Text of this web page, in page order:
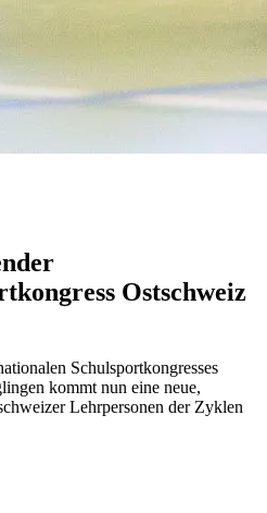
Ostschweiz
Schulsportkongresses
kommt nun eine neue,
Lehrpersonen der Zyklen